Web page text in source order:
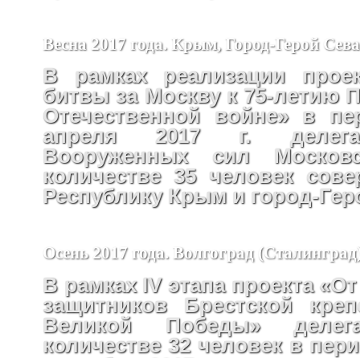
Весна 2017 года. Крым, Город-Герой
В рамках реализации
битвы за Москву к 75-летию
Отечественной войне» в
апреля 2017 г.
Вооруженных сил
количестве 35 человек
Республику Крым и город-
Осень 2017 года. Волгоград
В рамках IV этапа проекта
защитников Брестской
Великой Победы»
количестве 32 человек в